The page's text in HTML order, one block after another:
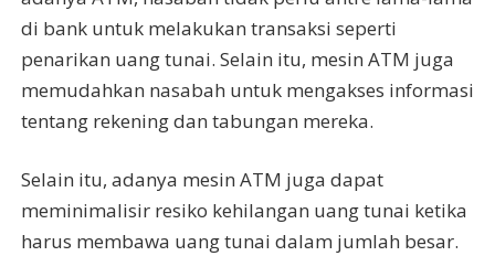
di bank untuk melakukan transaksi seperti
penarikan uang tunai. Selain itu, mesin ATM juga
memudahkan nasabah untuk mengakses informasi
tentang rekening dan tabungan mereka.
Selain itu, adanya mesin ATM juga dapat
meminimalisir resiko kehilangan uang tunai ketika
harus membawa uang tunai dalam jumlah besar.